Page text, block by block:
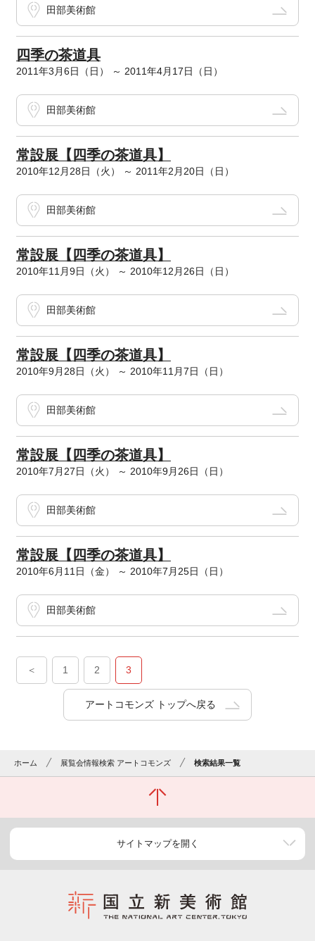
田部美術館
四季の茶道具
2011年3月6日（日） ～ 2011年4月17日（日）
田部美術館
常設展【四季の茶道具】
2010年12月28日（火） ～ 2011年2月20日（日）
田部美術館
常設展【四季の茶道具】
2010年11月9日（火） ～ 2010年12月26日（日）
田部美術館
常設展【四季の茶道具】
2010年9月28日（火） ～ 2010年11月7日（日）
田部美術館
常設展【四季の茶道具】
2010年7月27日（火） ～ 2010年9月26日（日）
田部美術館
常設展【四季の茶道具】
2010年6月11日（金） ～ 2010年7月25日（日）
田部美術館
＜ 1 2 3
アートコモンズ トップへ戻る
ホーム 展覧会情報検索 アートコモンズ 検索結果一覧
サイトマップを開く